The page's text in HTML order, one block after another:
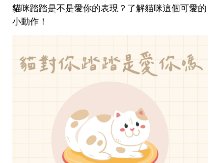
貓咪踏踏是不是愛你的表現？了解貓咪這個可愛的
小動作！